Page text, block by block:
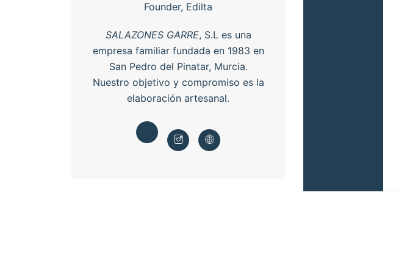
Founder, Edilta
SALAZONES GARRE, S.L es una
empresa familiar fundada en 1983 en
San Pedro del Pinatar, Murcia.
Nuestro objetivo y compromiso es la
elaboración artesanal.